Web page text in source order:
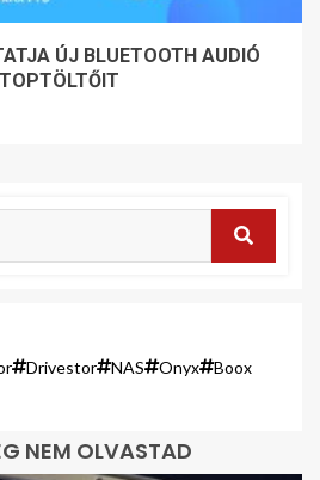
ÚJ BLUETOOTH AUDIÓ
Drivestor NAS Onyx Boox
NEM OLVASTAD